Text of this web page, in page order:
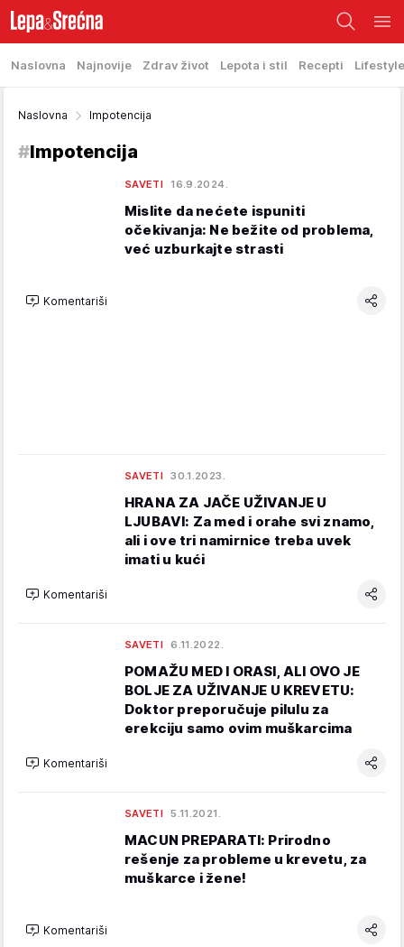
Naslovna Najnovije Zdrav život Lepota i stil Recepti Lifestyle
Naslovna Impotencija
#Impotencija
SAVETI 16.9.2024.
Mislite da nećete ispuniti
očekivanja: Ne bežite od problema,
već uzburkajte strasti
Komentariši
SAVETI 30.1.2023.
HRANA ZA JAČE UŽIVANJE U
LJUBAVI: Za med i orahe svi znamo,
ali i ove tri namirnice treba uvek
imati u kući
Komentariši
SAVETI 6.11.2022.
POMAŽU MED I ORASI, ALI OVO JE
BOLJE ZA UŽIVANJE U KREVETU:
Doktor preporučuje pilulu za
erekciju samo ovim muškarcima
Komentariši
SAVETI 5.11.2021.
MACUN PREPARATI: Prirodno
rešenje za probleme u krevetu, za
muškarce i žene!
Komentariši